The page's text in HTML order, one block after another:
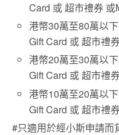
Card 或 超市禮券
港幣30萬至80萬以
Gift Card 或 超市禮
港幣20萬至30萬以
Gift Card 或 超市禮
港幣10萬至20萬以
Gift Card 或 超市禮
#只適用於經小斯申請而